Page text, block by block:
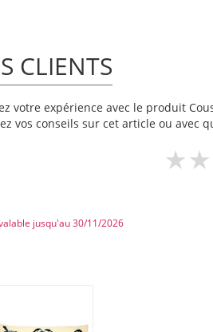
CLIENTS
votre expérience avec le produit
vos conseils sur cet article ou avec
jusqu'au 30/11/2026